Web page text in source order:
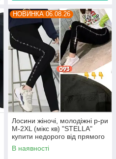
НОВИНКА 06.08.26
Лосини жіночі, молодіжні р-ри
M-2XL (мікс кв) "STELLA"
купити недорого від прямого
постачальника
В наявності